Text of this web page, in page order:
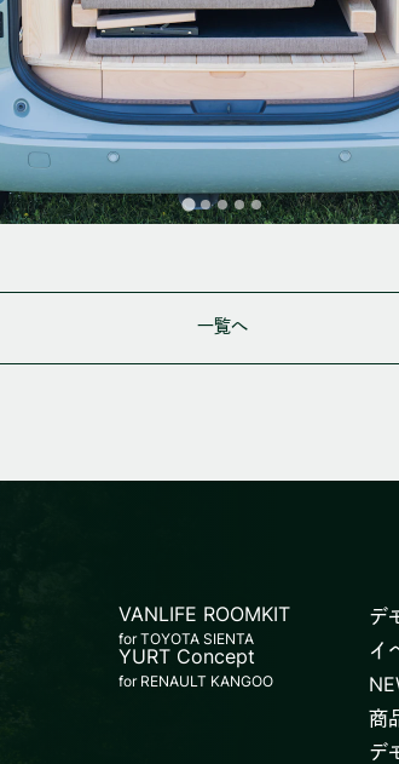
一覧へ
VANLIFE ROOMKIT
for TOYOTA SIENTA
YURT Concept
for RENAULT KANGOO
デ
イ
商
デ